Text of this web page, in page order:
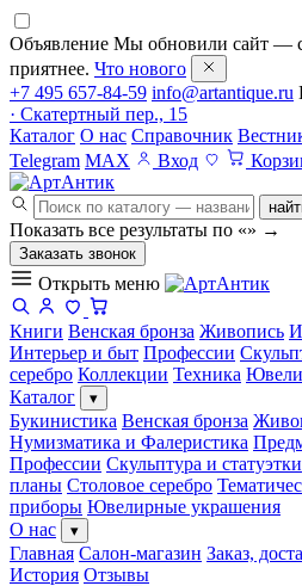
Объявление Мы обновили сайт —
приятнее. Что нового
+7 495 657-84-59 info@artantique.ru
· Скатертный пер., 15
Каталог О нас Справочник
Telegram MAX Вход
Показать все результаты по «» →
Заказать звонок
Открыть меню
Книги Венская бронза Живопись
Интерьер и быт Профессии
серебро Коллекции Техника
Каталог
▾
Букинистика Венская бронза
Нумизматика и Фалеристика
Профессии Скульптура и статуэтки
планы Столовое серебро
приборы Ювелирные украшения
О нас
▾
Главная Салон-магазин Заказ,
История Отзывы